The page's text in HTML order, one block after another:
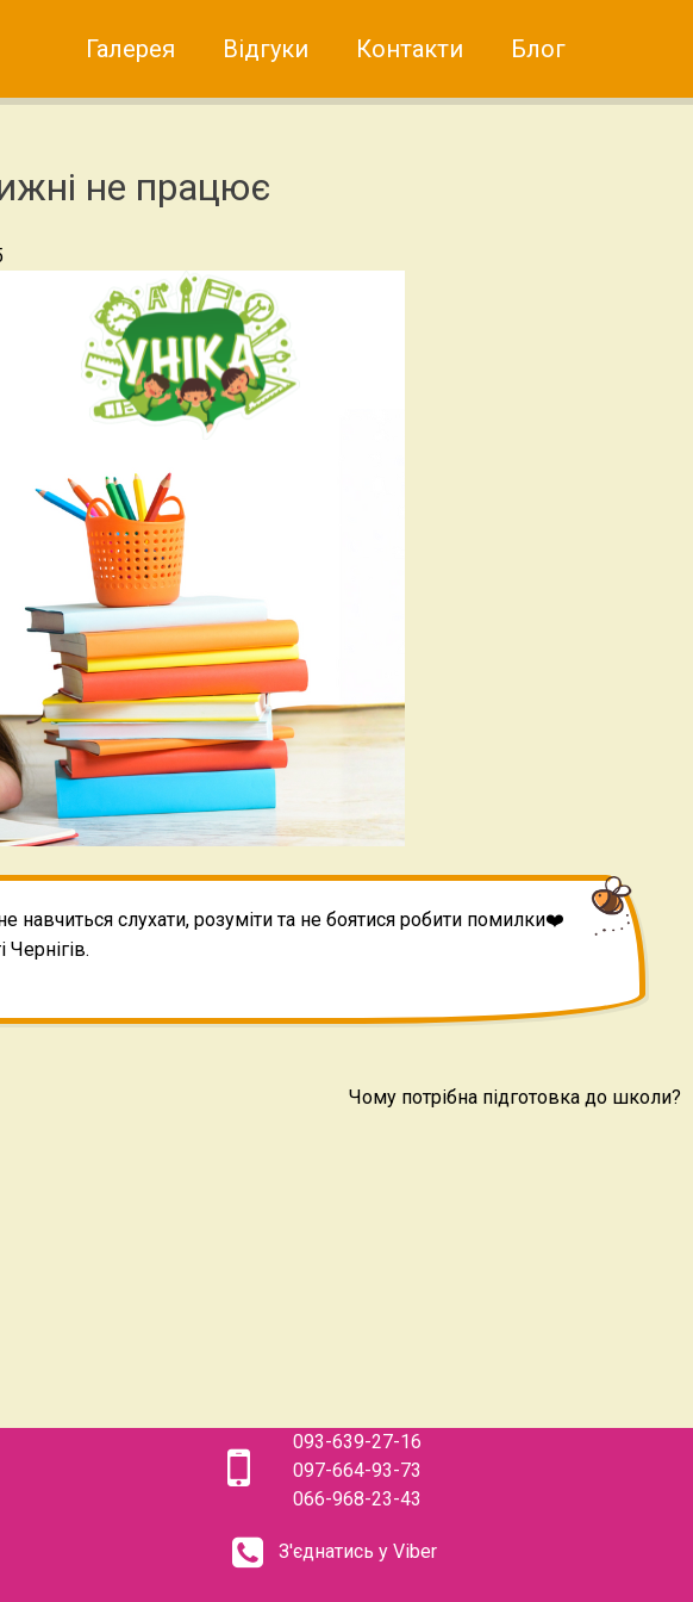
Галерея Відгуки Контакти Блог
не працює
слухати, розуміти та не боятися робити помилки❤️
Чому потрібна підготовка до школи?
093-639-27-16
097-664-93-73
066-968-23-43
З'єднатись у Viber